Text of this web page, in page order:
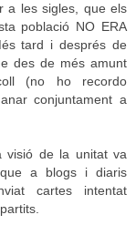
a les sigles, que els
població NO ERA
tard i després de
des de més amunt
(no ho recordo
conjuntament a
visió de la unitat va
que a blogs i diaris
cartes intentat